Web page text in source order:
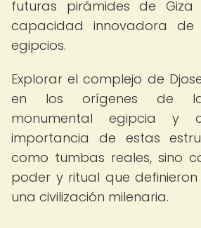
futuras pirámides de
capacidad innovadora de
egipcios.
Explorar el complejo de
en los orígenes de la
monumental egipcia y
importancia de estas
como tumbas reales, sino
poder y ritual que
una civilización milenaria.